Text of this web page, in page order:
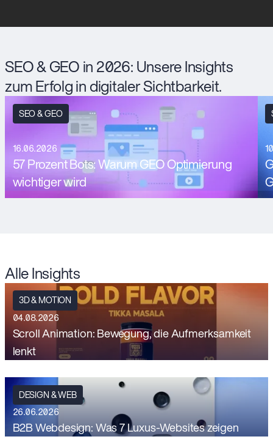
SEO & GEO in 2026: Unsere Insights
zum Erfolg in digitaler Sichtbarkeit.
SEO & GEO
16.06.2026
57 Prozent Bots: Warum GEO Optimierung
wichtiger wird
Alle Insights
3D & MOTION
04.08.2026
Scroll Animation: Bewegung, die Aufmerksamkeit
lenkt
DESIGN & WEB
26.06.2026
B2B Webdesign: Was 7 Luxus-Websites zeigen